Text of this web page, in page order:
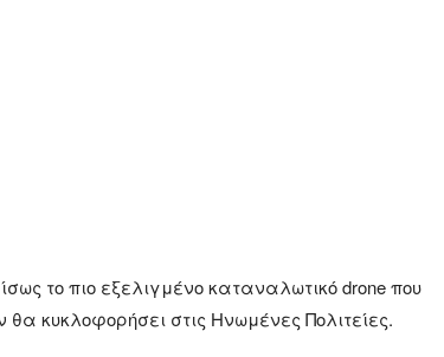
το πιο εξελιγμένο καταναλωτικό drone που
κυκλοφορήσει στις Ηνωμένες Πολιτείες.